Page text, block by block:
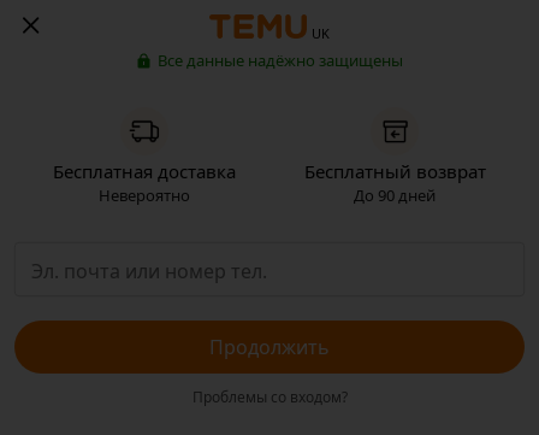
UK
Все данные надёжно защищены
Бесплатная доставка
Невероятно
Бесплатный возврат
До 90 дней
Продолжить
Проблемы со входом?